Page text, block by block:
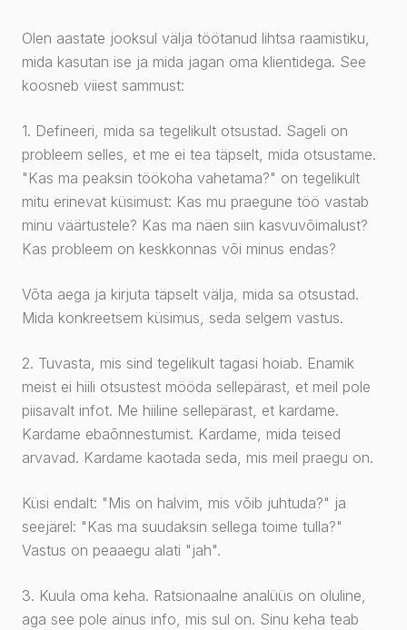
Olen aastate jooksul välja töötanud lihtsa raamistiku,
mida kasutan ise ja mida jagan oma klientidega. See
koosneb viiest sammust:
1. Defineeri, mida sa tegelikult otsustad. Sageli on
probleem selles, et me ei tea täpselt, mida otsustame.
"Kas ma peaksin töökoha vahetama?" on tegelikult
mitu erinevat küsimust: Kas mu praegune töö vastab
minu väärtustele? Kas ma näen siin kasvuvõimalust?
Kas probleem on keskkonnas või minus endas?
Võta aega ja kirjuta täpselt välja, mida sa otsustad.
Mida konkreetsem küsimus, seda selgem vastus.
2. Tuvasta, mis sind tegelikult tagasi hoiab. Enamik
meist ei hiili otsustest mööda sellepärast, et meil pole
piisavalt infot. Me hiiline sellepärast, et kardame.
Kardame ebaõnnestumist. Kardame, mida teised
arvavad. Kardame kaotada seda, mis meil praegu on.
Küsi endalt: "Mis on halvim, mis võib juhtuda?" ja
seejärel: "Kas ma suudaksin sellega toime tulla?"
Vastus on peaaegu alati "jah".
3. Kuula oma keha. Ratsionaalne analüüs on oluline,
aga see pole ainus info, mis sul on. Sinu keha teab